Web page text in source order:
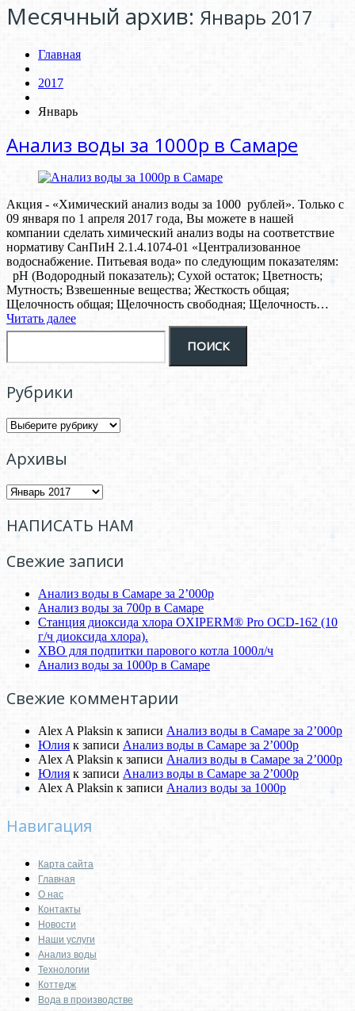
Месячный архив: Январь 2017
Главная
2017
Январь
Анализ воды за 1000р в Самаре
Акция - «Химический анализ воды за 1000 рублей». Только c
09 января по 1 апреля 2017 года, Вы можете в нашей
компании сделать химический анализ воды на соответствие
нормативу СанПиН 2.1.4.1074-01 «Централизованное
водоснабжение. Питьевая вода» по следующим показателям:
pH (Водородный показатель); Сухой остаток; Цветность;
Мутность; Взвешенные вещества; Жесткость общая;
Щелочность общая; Щелочность свободная; Щелочность…
Читать далее
Рубрики
Рубрики
Архивы
Архивы
НАПИСАТЬ НАМ
Свежие записи
Анализ воды в Самаре за 2’000р
Анализ воды за 700р в Самаре
Станция диоксида хлора OXIPERM® Pro OCD-162 (10
г/ч диоксида хлора).
ХВО для подпитки парового котла 1000л/ч
Анализ воды за 1000р в Самаре
Свежие комментарии
Alex A Plaksin к записи Анализ воды в Самаре за 2’000р
Юлия к записи Анализ воды в Самаре за 2’000р
Alex A Plaksin к записи Анализ воды в Самаре за 2’000р
Юлия к записи Анализ воды в Самаре за 2’000р
Alex A Plaksin к записи Анализ воды за 1000р
Навигация
Карта сайта
Главная
О нас
Контакты
Новости
Наши услуги
Анализ воды
Технологии
Коттедж
Вода в производстве